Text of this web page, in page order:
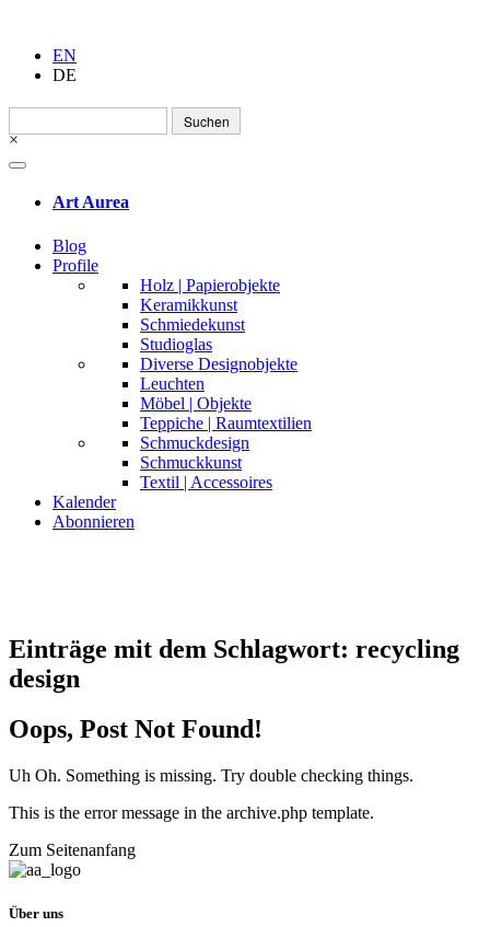
EN
DE
Suchen
nach:
×
Art Aurea
Blog
Profile
Holz | Papierobjekte
Keramikkunst
Schmiedekunst
Studioglas
Diverse Designobjekte
Leuchten
Möbel | Objekte
Teppiche | Raumtextilien
Schmuckdesign
Schmuckkunst
Textil | Accessoires
Kalender
Abonnieren
Einträge mit dem Schlagwort: recycling
design
Oops, Post Not Found!
Uh Oh. Something is missing. Try double checking things.
This is the error message in the archive.php template.
Zum Seitenanfang
Über uns